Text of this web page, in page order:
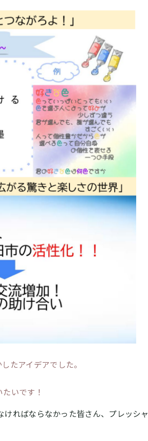
たアイデアでした。
いです！
ればならなかった皆さん、プレッシャ